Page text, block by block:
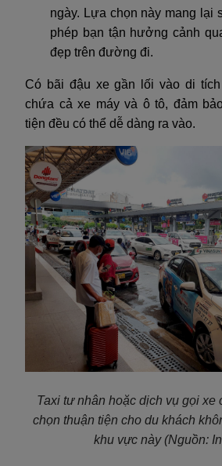
ngày. Lựa chọn này mang lại
phép bạn tận hưởng cảnh
đẹp trên đường đi.
Có bãi đậu xe gần lối vào di
chứa cả xe máy và ô tô, đảm
tiện đều có thể dễ dàng ra vào.
Taxi tư nhân hoặc dịch vụ gọi xe
chọn thuận tiện cho du khách
khu vực này(Nguồn: